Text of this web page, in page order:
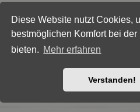
Diese Website nutzt Cookies,
bestmöglichen Komfort bei der
bieten. Mehr erfahren
Verstanden!